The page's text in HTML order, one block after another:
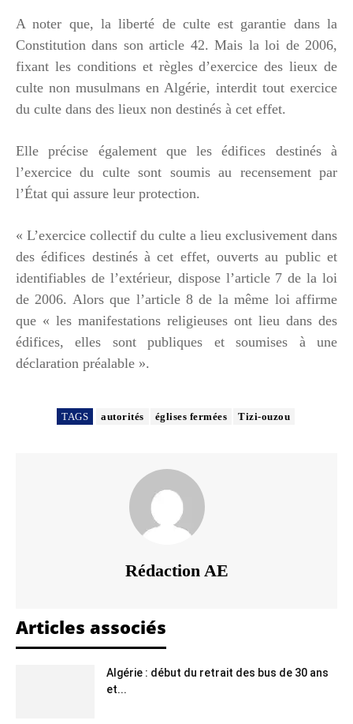
A noter que, la liberté de culte est garantie dans la
Constitution dans son article 42. Mais la loi de 2006,
fixant les conditions et règles d’exercice des lieux de
culte non musulmans en Algérie, interdit tout exercice
du culte dans des lieux non destinés à cet effet.
Elle précise également que les édifices destinés à
l’exercice du culte sont soumis au recensement par
l’État qui assure leur protection.
« L’exercice collectif du culte a lieu exclusivement dans
des édifices destinés à cet effet, ouverts au public et
identifiables de l’extérieur, dispose l’article 7 de la loi
de 2006. Alors que l’article 8 de la même loi affirme
que « les manifestations religieuses ont lieu dans des
édifices, elles sont publiques et soumises à une
déclaration préalable ».
TAGS autorités églises fermées Tizi-ouzou
Rédaction AE
Articles associés
Algérie : début du retrait des bus de 30 ans
et...